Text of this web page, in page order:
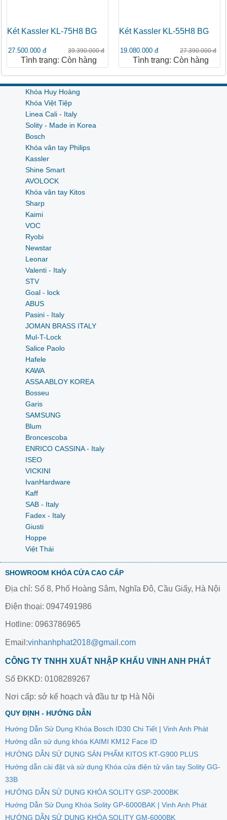
Két Kassler KL-75H8 BG
27.500.000 đ 39.390.000 đ
Tình trạng: Còn hàng
Két Kassler KL-55H8 BG
19.080.000 đ 27.390.000 đ
Tình trạng: Còn hàng
Khóa Huy Hoàng
Khóa Việt Tiệp
Linea Cali - Italy
Solity - Made in Korea
Bosch
Khóa vân tay Philips
Kassler
Shine Smart
AVOLOCK
Khóa vân tay Kitos
Sharp
Kaimi
VOC
Ryobi
Newstar
Leonar
Valenti - Italy
STV
Goal - lock
ABUS
Pasini - Italy
JOMAN BRASS ITALY
Mul-T-Lock
Salice Paolo
Hafele
KAWA
ASSA ABLOY KOREA
Bosseu
Garis
SAMSUNG
Blum
Broncescoba
ENRICO CASSINA - Italy
ISEO
VICKINI
IvanHardware
Kaff
SAB - Italy
Fadex - Italy
Giusti
Hoppe
Việt Thái
SHOWROOM KHÓA CỬA CAO CẤP
Địa chỉ: Số 8, Phố Hoàng Sâm, Nghĩa Đô, Cầu Giấy, Hà Nội
Điện thoại: 0947491986
Hotline: 0963786965
Email:vinhanhphat2018@gmail.com
CÔNG TY TNHH XUẤT NHẬP KHẨU VINH ANH PHÁT
Số ĐKKD: 0108289267
Nơi cấp: sở kế hoạch và đầu tư tp Hà Nội
QUY ĐỊNH - HƯỚNG DẪN
Hướng Dẫn Sử Dụng Khóa Bosch ID30 Chi Tiết | Vinh Anh Phát
Hướng dẫn sử dụng khóa KAIMI KM12 Face ID
HƯỚNG DẪN SỬ DỤNG SẢN PHẨM KITOS KT-G900 PLUS
Hướng dẫn cài đặt và sử dụng Khóa cửa điện tử vân tay Solity GG-
33B
HƯỚNG DẪN SỬ DỤNG KHÓA SOLITY GSP-2000BK
Hướng Dẫn Sử Dụng Khóa Solity GP-6000BAK | Vinh Anh Phát
HƯỚNG DẪN SỬ DỤNG KHÓA SOLITY GM-6000BK